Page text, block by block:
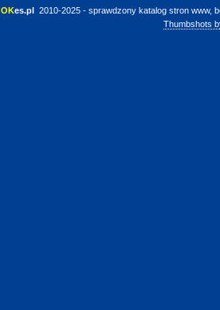
OKes.pl 2010-2025 - sprawdzony katalog stron www,
Thumbshots